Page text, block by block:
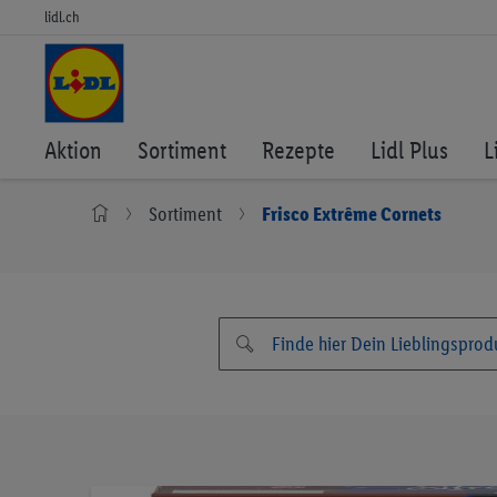
lidl.ch
Aktion Sortiment Rezepte Lidl Plus
Sortiment Frisco Extrême Cornets